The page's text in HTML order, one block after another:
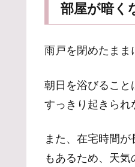
部屋が暗く
雨戸を閉めたまま
朝日を浴びること
すっきり起きられ
また、在宅時間
もあるため、天気